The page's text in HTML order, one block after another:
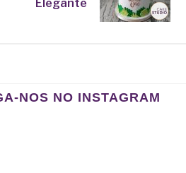
Elegante
NOS NO INSTAGRAM